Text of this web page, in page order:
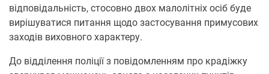
відповідальність, стосовно двох малолітніх осіб буде
вирішуватися питання щодо застосування примусових
заходів виховного характеру.
До відділення поліції з повідомленням про крадіжку